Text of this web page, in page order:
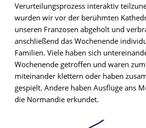
Verurteilungsprozess interaktiv
wurden wir vor der berühmten
unseren Franzosen abgeholt und
anschließend das Wochenende
Familien. Viele haben sich
Wochenende getroffen und waren
miteinander klettern oder haben
gespielt. Andere haben Ausflüge ans
die Normandie erkundet.